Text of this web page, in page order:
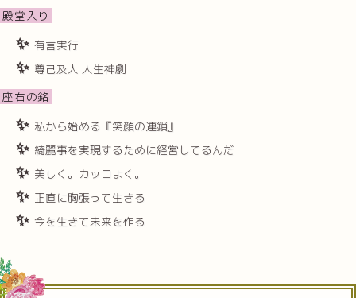
殿堂入り
有言実行
尊己及人 人生神劇
座右の銘
私から始める『笑顔の連鎖』
綺麗事を実現するために経営してるんだ
美しく。カッコよく。
正直に胸張って生きる
今を生きて未来を作る